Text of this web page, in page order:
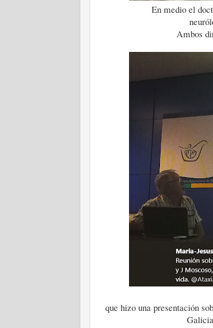
En medio el
Ambos
que hizo una presentación